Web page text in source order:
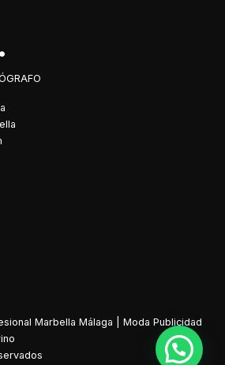
Marbella Málaga | Moda Publicidad